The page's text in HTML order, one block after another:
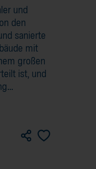
und
den
sanierte
mit
großen
ist, und